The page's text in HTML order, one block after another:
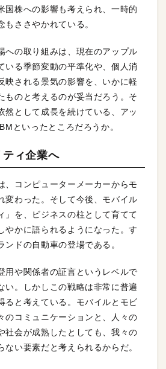
国株への影響も考えられ、一時的
もささやかれている。
への取り組みは、現在のアップル
いる季節変動の平準化や、個人消
映される景気の影響を、いかに軽
ものと考えるのが妥当だろう。そ
然として成長を続けている、アッ
といったところだろうか。
ィ企業へ
、コンピューターメーカーからモ
変わった。そして今後、モバイル
」を、ビジネスの柱として育てて
やかに語られるようになった。す
ンドの自動車の登場である。
用や関係者の証言というレベルで
い。しかしこの戦略は非常に普遍
ると考えている。モバイルとモビ
のコミュニケーションと、人々の
社会が成熟したとしても、我々の
ない要素だと考えられるからだ。